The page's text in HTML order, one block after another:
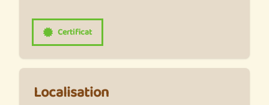
Certificat
Localisation